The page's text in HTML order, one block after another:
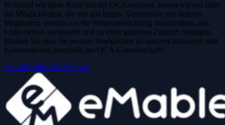
Während wir diese Reise mit der OCA antreten, freuen wir uns über
die Möglichkeiten, die vor uns liegen. Gemeinsam mit anderen
Mitgliedern werden wir die Weiterentwicklung vorantreiben, das
Ladeerlebnis verbessern und zu einer grüneren Zukunft beitragen.
Bleiben Sie dran für weitere Neuigkeiten zu unseren Initiativen und
Kooperationen innerhalb der OCA-Gemeinschaft!
See all Guides & Webinars